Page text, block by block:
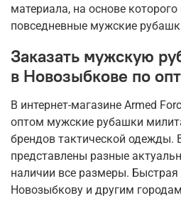
материала, на основе
повседневные мужские
Заказать мужскую
в Новозыбкове по
В интернет-магазине Armed
оптом мужские рубашки
брендов тактической одежды.
представлены разные
наличии все размеры. Быстрая
Новозыбкову и другим